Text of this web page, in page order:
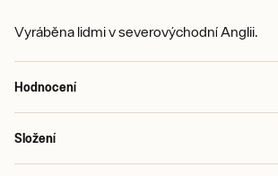
Vyráběna lidmi v severovýchodní Anglii.
Hodnocení
Složení